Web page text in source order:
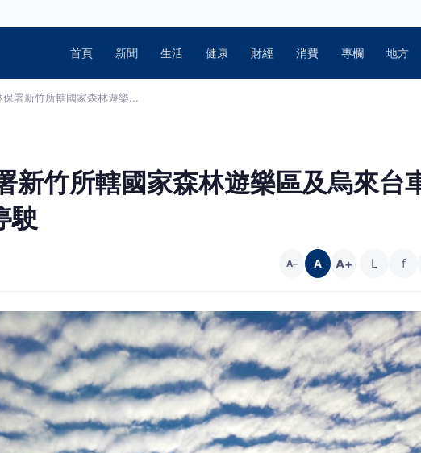
首頁 新聞 生活 健康 財經 消費 專欄 地方
署新竹所轄國家森林遊樂...
竹所轄國家森林遊樂區及烏來台
駛
A− A A+ L f